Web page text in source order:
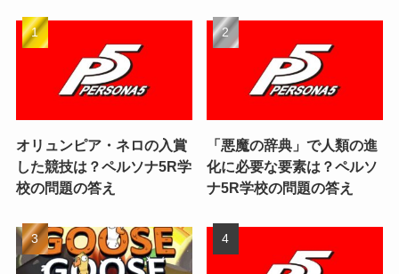
オリュンピア・ネロの入賞
した競技は？ペルソナ5R学
校の問題の答え
「悪魔の辞典」で人類の進
化に必要な要素は？ペルソ
ナ5R学校の問題の答え